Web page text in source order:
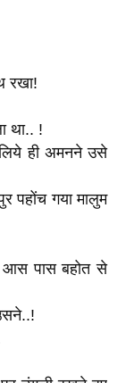
रखा!
था.. !
ही अमनने उसे
पहोंच गया मालुम
पास बहोत से